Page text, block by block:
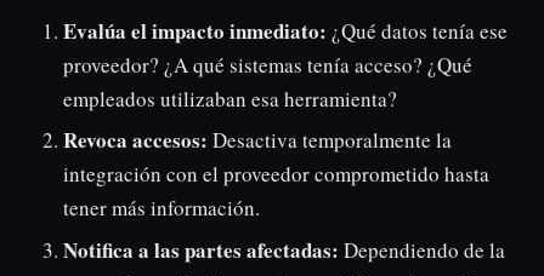
Evalúa el impacto inmediato: ¿Qué datos tenía ese
proveedor? ¿A qué sistemas tenía acceso? ¿Qué
empleados utilizaban esa herramienta?
Revoca accesos: Desactiva temporalmente la
integración con el proveedor comprometido hasta
tener más información.
Notifica a las partes afectadas: Dependiendo de la